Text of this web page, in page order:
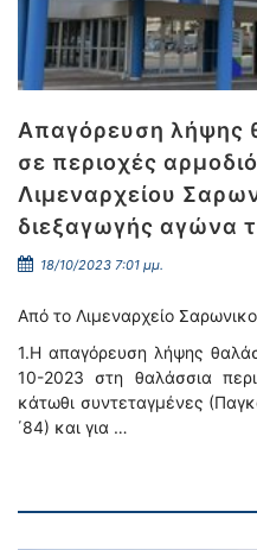
Απαγόρευση λήψης
σε περιοχές
Λιμεναρχείου
διεξαγωγής αγώνα
18/10/2023 7:01 μμ.
Από το Λιμεναρχείο
1.Η απαγόρευση λήψης
10-2023 στη θαλάσσια
κάτωθι συντεταγμένες
΄84) και για …